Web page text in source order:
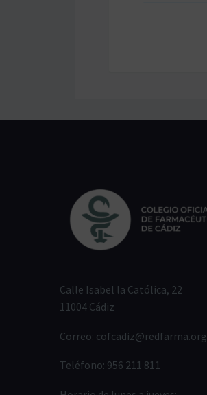
Calle Isabel la Católica, 22
11004 Cádiz
Correo: cofcadiz@redfarma.org
Teléfono: 956 211 811